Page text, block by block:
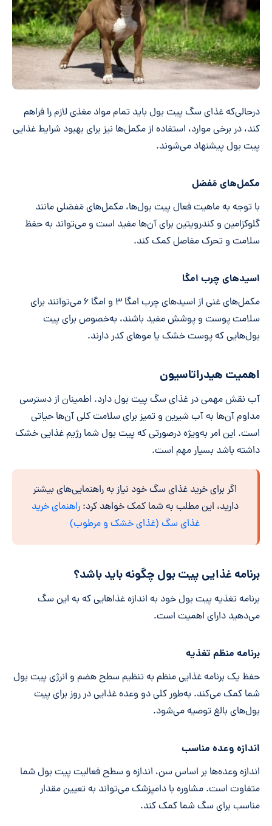
درحالی‌که غذای سگ پیت بول باید تمام مواد مغذی لازم را فراهم
کند، در برخی موارد، استفاده از مکمل‌ها نیز برای بهبود شرایط غذایی
پیت بول پیشنهاد می‌شوند.
مکمل‌های مَفصَل
با توجه به ماهیت فعال پیت بول‌ها، مکمل‌های مَفصَلی مانند
گلوکزامین و کندرویتین برای آن‌ها مفید است و می‌تواند به حفظ
سلامت و تحرک مفاصل کمک کند.
اسیدهای چرب امگا
مکمل‌های غنی از اسیدهای چرب امگا ۳ و امگا ۶ می‌توانند برای
سلامت پوست و پوشش مفید باشند، به‌خصوص برای پیت
بول‌هایی که پوست خشک یا موهای کدر دارند.
اهمیت هیدراتاسیون
آب نقش مهمی در غذای سگ پیت بول دارد. اطمینان از دسترسی
مداوم آن‌ها به آب شیرین و تمیز برای سلامت کلی آن‌ها حیاتی
است. این امر به‌ویژه در‌صورتی که پیت بول شما رژیم غذایی خشک
داشته باشد بسیار مهم است.
اگر برای خرید غذای سگ خود نیاز به راهنمایی‌های بیشتر
دارید، این مطلب به شما کمک خواهد کرد:راهنمای خرید
غذای سگ (غذای خشک و مرطوب)
برنامه غذایی پیت بول چگونه باید باشد؟
برنامه تغذیه پیت بول خود به اندازه غذاهایی که به این سگ
می‌دهید دارای اهمیت است.
برنامه منظم تغذیه
حفظ یک برنامه غذایی منظم به تنظیم سطح هضم و انرژی پیت بول
شما کمک می‌کند. به‌طور کلی دو وعده غذایی در روز برای پیت
بول‌های بالغ توصیه می‌شود‌.
اندازه وعده مناسب
اندازه وعده‌ها بر اساس سن، اندازه و سطح فعالیت پیت بول شما
متفاوت است. مشاوره با دامپزشک می‌تواند به تعیین مقدار
مناسب برای سگ شما کمک کند.